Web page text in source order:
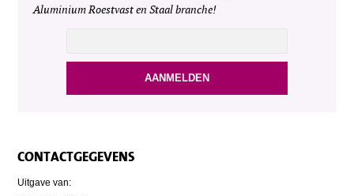
Aluminium Roestvast en Staal branche!
CONTACTGEGEVENS
Uitgave van: